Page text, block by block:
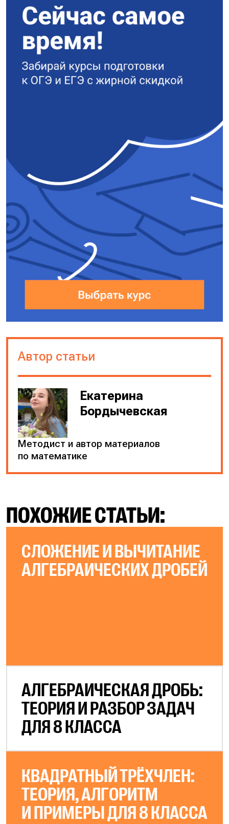
Автор статьи
Екатерина
Бордычевская
Методист и автор материалов
по математике
ПОХОЖИЕ СТАТЬИ:
СЛОЖЕНИЕ И ВЫЧИТАНИЕ
АЛГЕБРАИЧЕСКИХ ДРОБЕЙ
АЛГЕБРАИЧЕСКАЯ ДРОБЬ:
ТЕОРИЯ И РАЗБОР ЗАДАЧ
ДЛЯ 8 КЛАССА
КВАДРАТНЫЙ ТРЁХЧЛЕН:
ТЕОРИЯ, АЛГОРИТМ
И ПРИМЕРЫ ДЛЯ 8 КЛАССА